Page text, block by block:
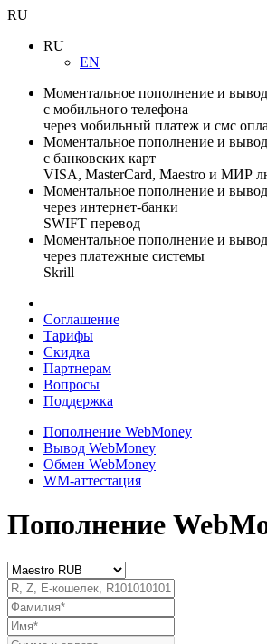
RU
RU
EN
Моментальное пополнение и
с мобильного телефона
через мобильный платеж и смс
Моментальное пополнение и
с банковских карт
VISA, MasterCard, Maestro и МИР
Моментальное пополнение и
через интернет-банки
SWIFT перевод
Моментальное пополнение и
через платежные системы
Skrill
Соглашение
Тарифы
Скидка
Партнерам
Вопросы
Поддержка
Пополнение WebMoney
Вывод WebMoney
Обмен WebMoney
WM-аттестация
Пополнение